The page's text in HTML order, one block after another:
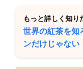
もっと詳しく知り
世界の紅茶を知
ンだけじゃない